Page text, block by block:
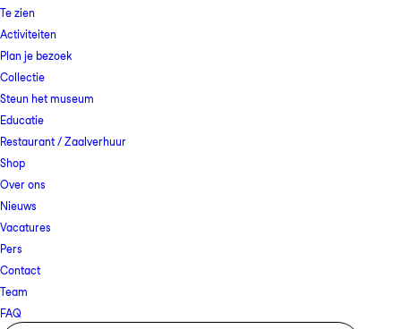
Te zien
Activiteiten
Plan je bezoek
Collectie
Steun het museum
Educatie
Restaurant / Zaalverhuur
Shop
Over ons
Nieuws
Vacatures
Pers
Contact
Team
FAQ